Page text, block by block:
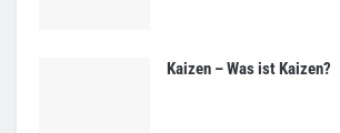
Kaizen – Was ist Kaizen?